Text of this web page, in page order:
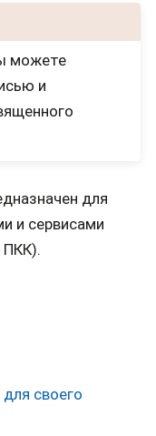
можете
и
для
и сервисами
ПКК).
для своего